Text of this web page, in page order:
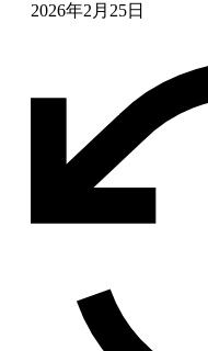
2026年2月25日